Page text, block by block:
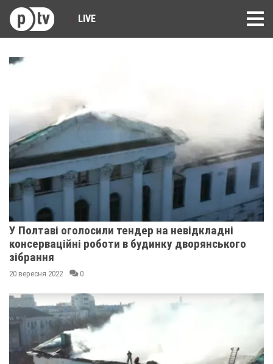
LIVE
У Полтаві оголосили тендер на невідкладні
консерваційні роботи в будинку дворянського
зібрання
20 вересня 2022 0